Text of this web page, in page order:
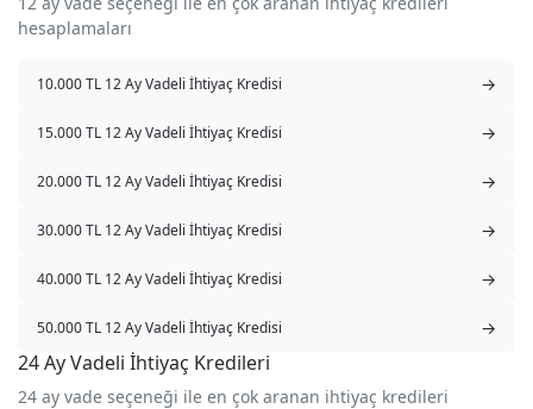
hesaplamaları
10.000 TL 12 Ay Vadeli İhtiyaç Kredisi →
15.000 TL 12 Ay Vadeli İhtiyaç Kredisi →
20.000 TL 12 Ay Vadeli İhtiyaç Kredisi →
30.000 TL 12 Ay Vadeli İhtiyaç Kredisi →
40.000 TL 12 Ay Vadeli İhtiyaç Kredisi →
50.000 TL 12 Ay Vadeli İhtiyaç Kredisi →
24 Ay Vadeli İhtiyaç Kredileri
24 ay vade seçeneği ile en çok aranan ihtiyaç kredileri